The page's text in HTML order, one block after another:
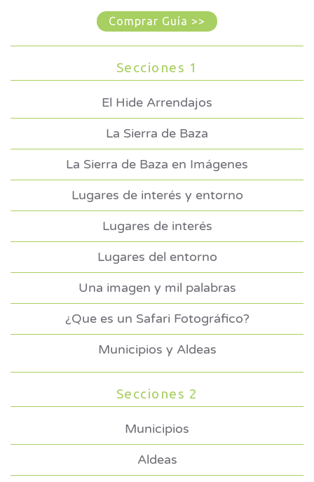
Comprar Guía >>
Secciones 1
El Hide Arrendajos
La Sierra de Baza
La Sierra de Baza en Imágenes
Lugares de interés y entorno
Lugares de interés
Lugares del entorno
Una imagen y mil palabras
¿Que es un Safari Fotográfico?
Municipios y Aldeas
Secciones 2
Municipios
Aldeas